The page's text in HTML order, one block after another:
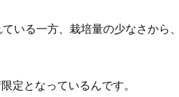
いる一方、栽培量の少なさから
定となっているんです。